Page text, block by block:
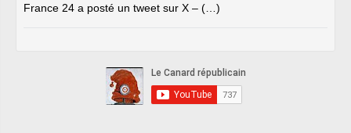
France 24 a posté un tweet sur X – (…)